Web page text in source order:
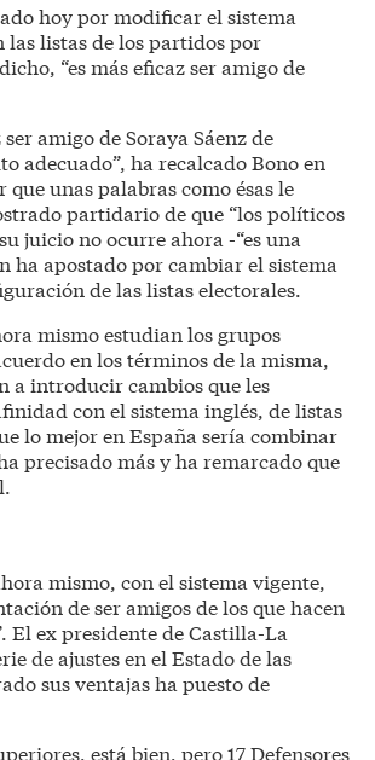
hoy por modificar el sistema
listas de los partidos por
“es más eficaz ser amigo de
amigo de Soraya Sáenz de
adecuado”, ha recalcado Bono en
unas palabras como ésas le
partidario de que “los políticos
juicio no ocurre ahora -“es una
apostado por cambiar el sistema
de las listas electorales.
mismo estudian los grupos
en los términos de la misma,
a introducir cambios que les
con el sistema inglés, de listas
lo mejor en España sería combinar
precisado más y ha remarcado que
mismo, con el sistema vigente,
de ser amigos de los que hacen
El ex presidente de Castilla-La
de ajustes en el Estado de las
sus ventajas ha puesto de
está bien, pero 17 Defensores